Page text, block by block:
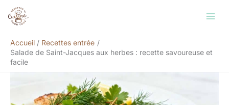
Accueil
Recettes entrée
Salade de Saint-Jacques aux herbes : recette savoureuse et
facile
Rechercher